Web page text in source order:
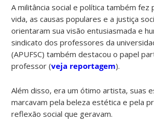
A militância social e política também fez
vida, as causas populares e a justiça
orientaram sua visão entusiasmada e
sindicato dos professores da
(APUFSC) também destacou o papel
professor (veja reportagem).
Além disso, era um ótimo artista, suas
marcavam pela beleza estética e pela
reflexão social que geravam.